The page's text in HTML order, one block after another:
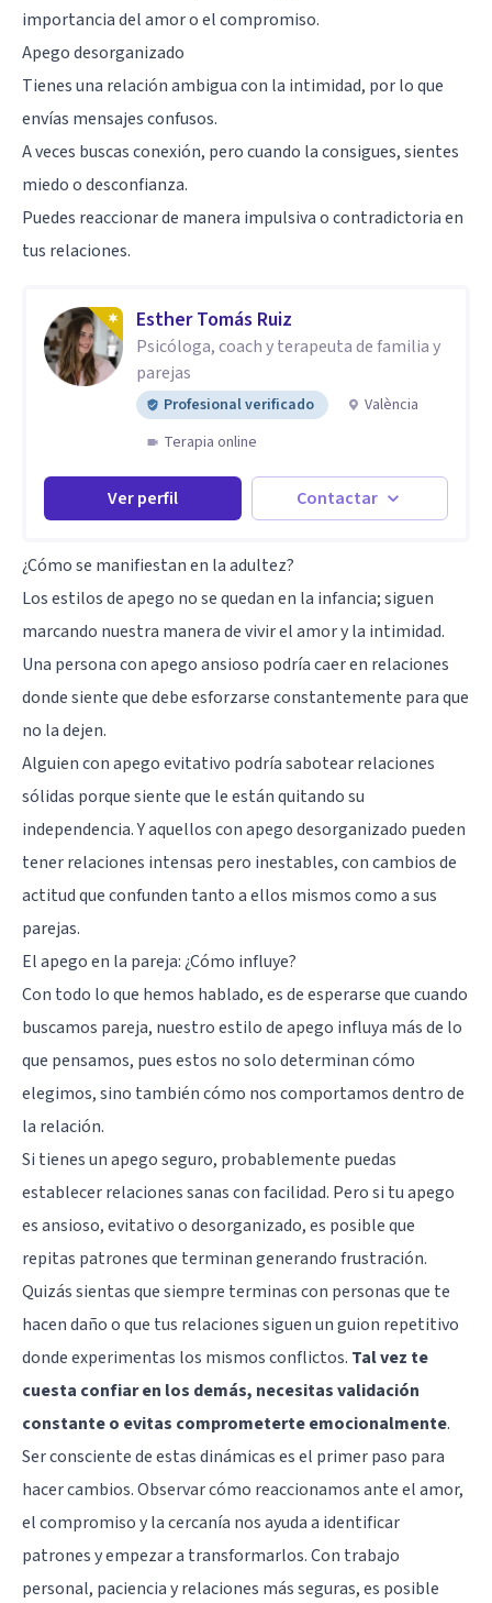
importancia del amor o el compromiso.
Apego desorganizado
Tienes una relación ambigua con la intimidad, por lo que
envías mensajes confusos.
A veces buscas conexión, pero cuando la consigues, sientes
miedo o desconfianza.
Puedes reaccionar de manera impulsiva o contradictoria en
tus relaciones.
Esther Tomás Ruiz
Psicóloga, coach y terapeuta de familia y
parejas
Profesional verificado
València
Terapia online
Ver perfil Contactar
¿Cómo se manifiestan en la adultez?
Los estilos de apego no se quedan en la infancia; siguen
marcando nuestra manera de vivir el amor y la intimidad.
Una persona con apego ansioso podría caer en relaciones
donde siente que debe esforzarse constantemente para que
no la dejen.
Alguien con apego evitativo podría sabotear relaciones
sólidas porque siente que le están quitando su
independencia. Y aquellos con apego desorganizado pueden
tener relaciones intensas pero inestables, con cambios de
actitud que confunden tanto a ellos mismos como a sus
parejas.
El apego en la pareja: ¿Cómo influye?
Con todo lo que hemos hablado, es de esperarse que cuando
buscamos pareja, nuestro estilo de apego influya más de lo
que pensamos, pues estos no solo determinan cómo
elegimos, sino también cómo nos comportamos dentro de
la relación.
Si tienes un apego seguro, probablemente puedas
establecer relaciones sanas con facilidad. Pero si tu apego
es ansioso, evitativo o desorganizado, es posible que
repitas patrones que terminan generando frustración.
Quizás sientas que siempre terminas con personas que te
hacen daño o que tus relaciones siguen un guion repetitivo
donde experimentas los mismos conflictos. Tal vez te
cuesta confiar en los demás, necesitas validación
constante o evitas comprometerte emocionalmente.
Ser consciente de estas dinámicas es el primer paso para
hacer cambios. Observar cómo reaccionamos ante el amor,
el compromiso y la cercanía nos ayuda a identificar
patrones y empezar a transformarlos. Con trabajo
personal, paciencia y relaciones más seguras, es posible